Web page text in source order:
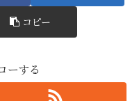
コピー
ーする